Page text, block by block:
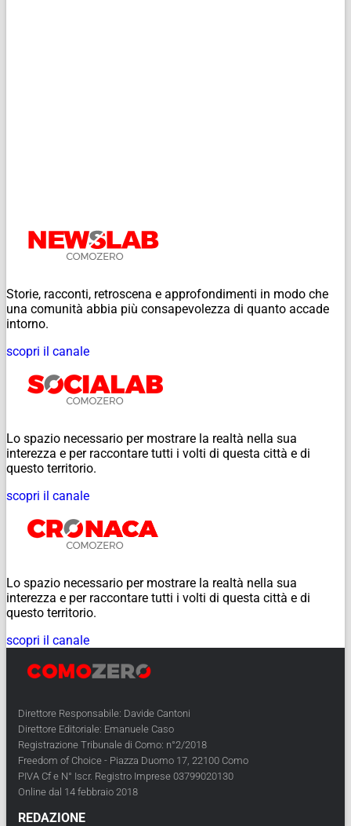
Storie, racconti, retroscena e approfondimenti in modo che
una comunità abbia più consapevolezza di quanto accade
intorno.
scopri il canale
Lo spazio necessario per mostrare la realtà nella sua
interezza e per raccontare tutti i volti di questa città e di
questo territorio.
scopri il canale
Lo spazio necessario per mostrare la realtà nella sua
interezza e per raccontare tutti i volti di questa città e di
questo territorio.
scopri il canale
Direttore Responsabile: Davide Cantoni
Direttore Editoriale: Emanuele Caso
Registrazione Tribunale di Como: n°2/2018
Freedom of Choice - Piazza Duomo 17, 22100 Como
PIVA Cf e N° Iscr. Registro Imprese 03799020130
Online dal 14 febbraio 2018
REDAZIONE